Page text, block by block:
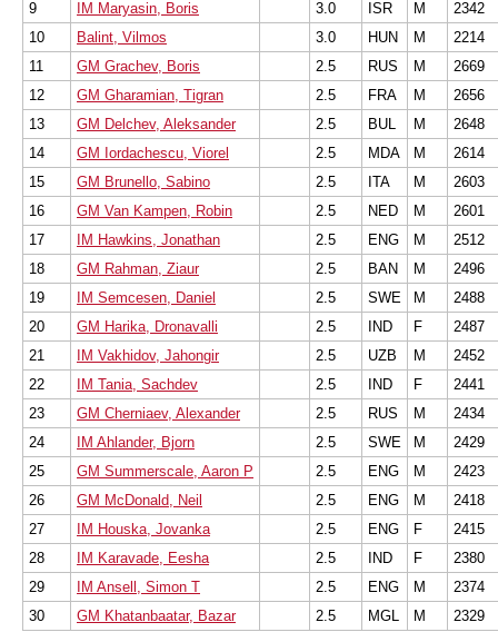
9
IM Maryasin, Boris 3.0 ISR M
2342
10
Balint, Vilmos 3.0 HUN M
2214
11
GM Grachev, Boris 2.5 RUS M
2669
12
GM Gharamian, Tigran 2.5 FRA M
2656
13
GM Delchev, Aleksander 2.5 BUL M
2648
14
GM Iordachescu, Viorel 2.5 MDA M
2614
15
GM Brunello, Sabino 2.5 ITA M
2603
16
GM Van Kampen, Robin 2.5 NED M
2601
17
IM Hawkins, Jonathan 2.5 ENG M
2512
18
GM Rahman, Ziaur 2.5 BAN M
2496
19
IM Semcesen, Daniel 2.5 SWE M
2488
20
GM Harika, Dronavalli 2.5 IND F
2487
21
IM Vakhidov, Jahongir 2.5 UZB M
2452
22
IM Tania, Sachdev 2.5 IND F
2441
23
GM Cherniaev, Alexander 2.5 RUS M
2434
24
IM Ahlander, Bjorn 2.5 SWE M
2429
25
GM Summerscale, Aaron P 2.5 ENG M
2423
26
GM McDonald, Neil 2.5 ENG M
2418
27
IM Houska, Jovanka 2.5 ENG F
2415
28
IM Karavade, Eesha 2.5 IND F
2380
29
IM Ansell, Simon T 2.5 ENG M
2374
30
GM Khatanbaatar, Bazar 2.5 MGL M 2329